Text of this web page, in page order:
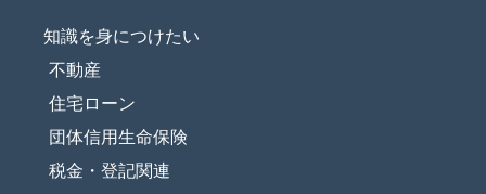
知識を身につけたい
不動産
住宅ローン
団体信用生命保険
税金・登記関連